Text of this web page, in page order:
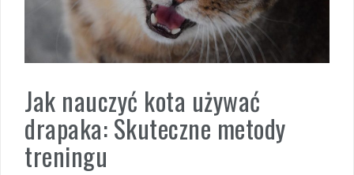
Jak nauczyć kota używać
drapaka: Skuteczne metody
treningu